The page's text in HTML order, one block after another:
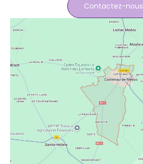
Contactez-nous